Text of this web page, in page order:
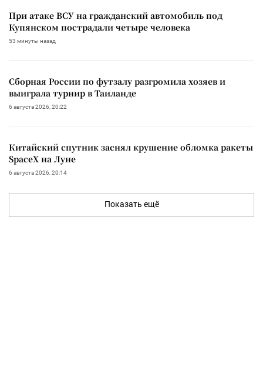
При атаке ВСУ на гражданский автомобиль под
Купянском пострадали четыре человека
53 минуты назад
Сборная России по футзалу разгромила хозяев и
выиграла турнир в Таиланде
6 августа 2026, 20:22
Китайский спутник заснял крушение обломка ракеты
SpaceX на Луне
6 августа 2026, 20:14
Показать ещё